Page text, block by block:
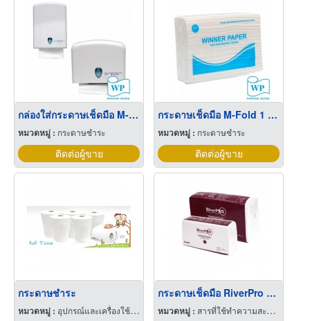
กล่องใส่กระดาษเช็ดมือ M-Fold
หมวดหมู่ : กระดาษชำระ
ติดต่อผู้ขาย
กระดาษเช็ดมือ M-Fold 1 ชั้น
หมวดหมู่ : กระดาษชำระ
ติดต่อผู้ขาย
กระดาษชำระ
หมวดหมู่ : อุปกรณ์และเครื่องใช้สำหรับโรงแรมและบังกะโล
กระดาษเช็ดมือ RiverPro ราคาส่ง
หมวดหมู่ : สารที่ใช้ทำความสะอาด